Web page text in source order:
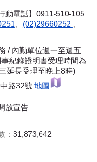
動電話】0911-510-105
(02)29660252
/ 內勤單位週一至週五
紀錄證明書受理時間為
延長受理至晚上8時)
路32號 地圖
放宣告
： 31,873,642